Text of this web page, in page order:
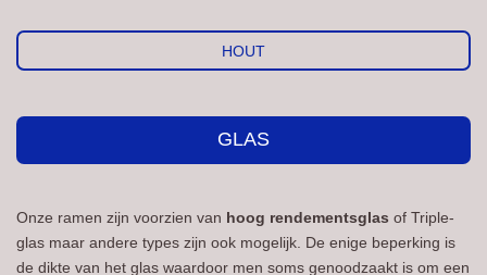
HOUT
GLAS
Onze ramen zijn voorzien van hoog rendementsglas of Triple-
glas maar andere types zijn ook mogelijk. De enige beperking is
de dikte van het glas waardoor men soms genoodzaakt is om een